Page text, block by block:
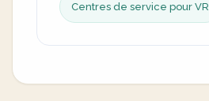
Centres de service pour VR